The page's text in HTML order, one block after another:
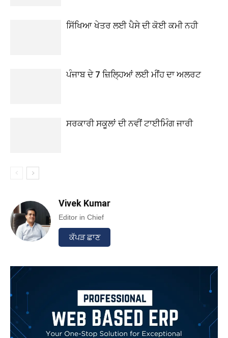
ਸਿੱਖਿਆ ਖੇਤਰ ਲਈ ਪੈਸੇ ਦੀ ਕੋਈ ਕਮੀ ਨਹੀ
ਪੰਜਾਬ ਦੇ 7 ਜ਼ਿਲ੍ਹਿਆਂ ਲਈ ਮੀਂਹ ਦਾ ਅਲਰਟ
ਸਰਕਾਰੀ ਸਕੂਲਾਂ ਦੀ ਨਵੀਂ ਟਾਈਮਿੰਗ ਜਾਰੀ
Vivek Kumar
Editor in Chief
ਕੱਪੜ ਛਾਣ